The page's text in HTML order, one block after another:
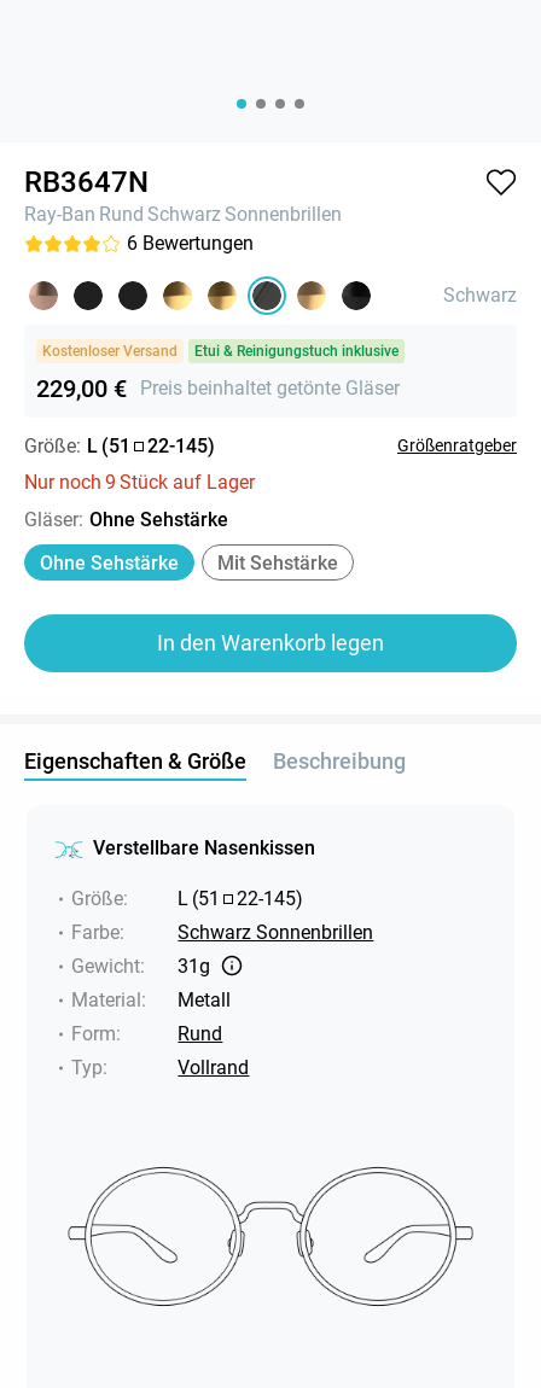
RB3647N
Ray-Ban Rund Schwarz Sonnenbrillen
6 Bewertungen
Schwarz
Kostenloser Versand Etui & Reinigungstuch inklusive
229,00 € Preis beinhaltet getönte Gläser
Größe: L (51 22-145) Größenratgeber
Nur noch 9 Stück auf Lager
Gläser: Ohne Sehstärke
Ohne Sehstärke
Mit Sehstärke
In den Warenkorb legen
Eigenschaften & Größe Beschreibung
Verstellbare Nasenkissen
Größe: L (51 22-145)
Farbe:
Schwarz Sonnenbrillen
Gewicht:
31g
Material:
Metall
Form:
Rund
Typ: Vollrand